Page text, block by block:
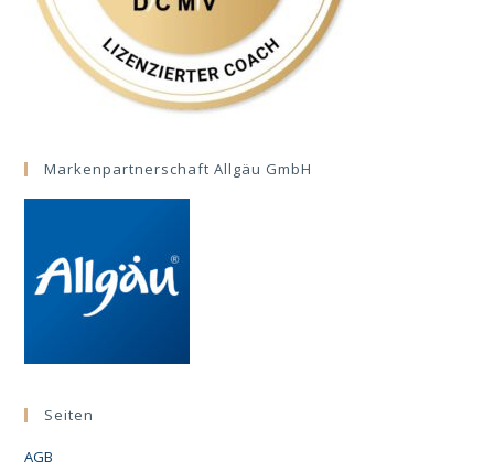
Markenpartnerschaft Allgäu GmbH
Seiten
AGB